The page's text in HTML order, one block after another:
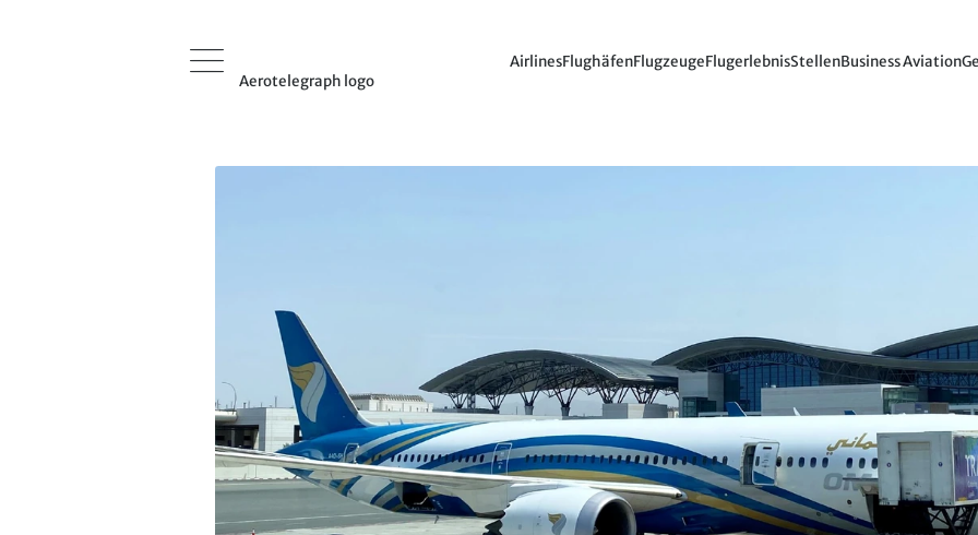
Aerotelegraph logo
AirlinesFlughäfenFlugzeugeFlugerlebnisStellenBusiness Aviation